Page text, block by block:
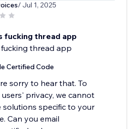
/ Jul 1, 2025
fucking thread app
thread app
Certified Code
sorry to hear that. To
privacy, we cannot
solutions specific to your
Can you email